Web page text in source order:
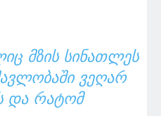
ᲛᲖᲘᲡ ᲡᲘᲜᲐᲗᲚᲔᲡ
ᲕᲔᲦᲐᲠ
ᲓᲐ ᲠᲐᲢᲝᲛ